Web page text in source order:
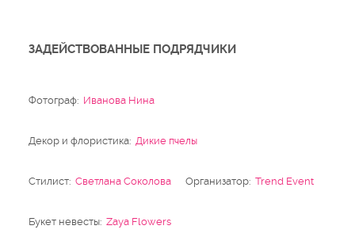
ЗАДЕЙСТВОВАННЫЕ ПОДРЯДЧИКИ
Фотограф: Иванова Нина
Декор и флористика: Дикие пчелы
Стилист: Светлана Соколова Организатор: Trend Event
Букет невесты: Zaya Flowers